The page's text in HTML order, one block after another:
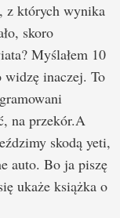
z których wynika
skoro
Myślałem 10
widzę inaczej. To
na przekór.A
skodą yeti,
auto. Bo ja piszę
ukaże książka o